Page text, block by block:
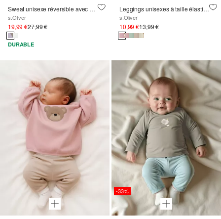
Sweat unisexe réversible avec capuche et imprimé all-over
s.Oliver
19,99 €27,99 €
DURABLE
Leggings unisexes à taille élastiquée
s.Oliver
10,99 €13,99 €
-33%